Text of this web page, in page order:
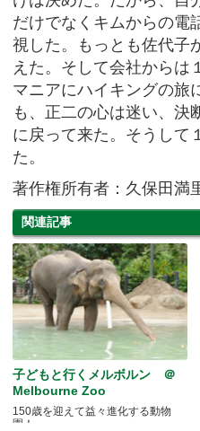
だけでなくキムからの電
視した。もっとも佐代子
えた。そして会社からは
マニアにハイキングの旅
も、正二の心は迷い、決
に戻って来た。そうして
た。
著作権所有者：久保田満
関連記事
子どもと行くメルボルン ＠
Melbourne Zoo
150歳を迎えて益々進化する動物
園！